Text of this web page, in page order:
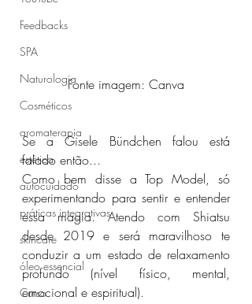
Feedbacks
SPA
Naturologia
Cosméticos
aromaterapia
estética
autocuidado
práticas integrativas
skincare
óleo essencial
Curso
Fonte imagem: Canva
Se a Gisele Bündchen falou está
falado então...
Como bem disse a Top Model, só
experimentando para sentir e entender
essa magia. Atendo com Shiatsu
desde 2019 e será maravilhoso te
conduzir a um estado de relaxamento
profundo (nível físico, mental,
emocional e espiritual).